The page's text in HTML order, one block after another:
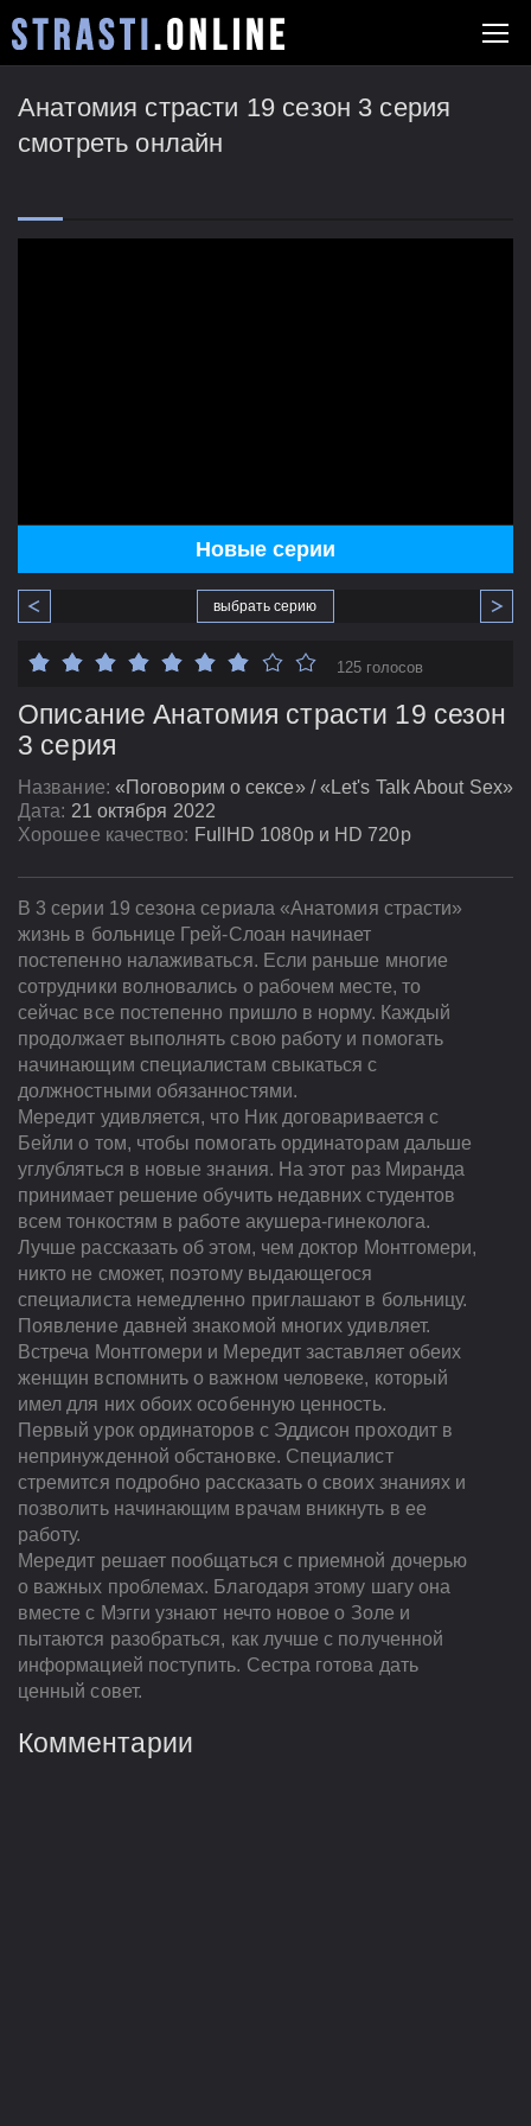
Анатомия страсти 19 сезон 3 серия
смотреть онлайн
Новые серии
выбрать серию
Описание Анатомия страсти 19 сезон
3 серия
Название: «Поговорим о сексе» / «Let's Talk About Sex»
Дата: 21 октября 2022
Хорошее качество: FullHD 1080p и HD 720p
125 голосов
В 3 серии 19 сезона сериала «Анатомия страсти»
жизнь в больнице Грей-Слоан начинает
постепенно налаживаться. Если раньше многие
сотрудники волновались о рабочем месте, то
сейчас все постепенно пришло в норму. Каждый
продолжает выполнять свою работу и помогать
начинающим специалистам свыкаться с
должностными обязанностями.
Мередит удивляется, что Ник договаривается с
Бейли о том, чтобы помогать ординаторам дальше
углубляться в новые знания. На этот раз Миранда
принимает решение обучить недавних студентов
всем тонкостям в работе акушера-гинеколога.
Лучше рассказать об этом, чем доктор Монтгомери,
никто не сможет, поэтому выдающегося
специалиста немедленно приглашают в больницу.
Появление давней знакомой многих удивляет.
Встреча Монтгомери и Мередит заставляет обеих
женщин вспомнить о важном человеке, который
имел для них обоих особенную ценность.
Первый урок ординаторов с Эддисон проходит в
непринужденной обстановке. Специалист
стремится подробно рассказать о своих знаниях и
позволить начинающим врачам вникнуть в ее
работу.
Мередит решает пообщаться с приемной дочерью
о важных проблемах. Благодаря этому шагу она
вместе с Мэгги узнают нечто новое о Золе и
пытаются разобраться, как лучше с полученной
информацией поступить. Сестра готова дать
ценный совет.
Комментарии